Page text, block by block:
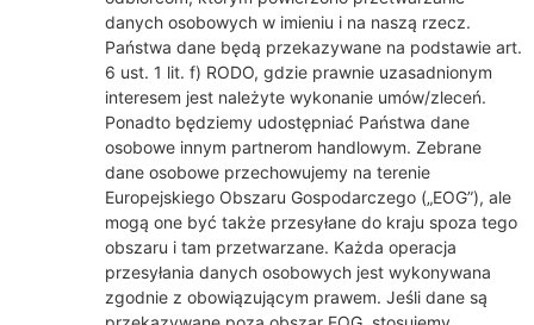
danych osobowych w imieniu i na naszą rzecz.
Państwa dane będą przekazywane na podstawie art.
6 ust. 1 lit. f) RODO, gdzie prawnie uzasadnionym
interesem jest należyte wykonanie umów/zleceń.
Ponadto będziemy udostępniać Państwa dane
osobowe innym partnerom handlowym. Zebrane
dane osobowe przechowujemy na terenie
Europejskiego Obszaru Gospodarczego („EOG”), ale
mogą one być także przesyłane do kraju spoza tego
obszaru i tam przetwarzane. Każda operacja
przesyłania danych osobowych jest wykonywana
zgodnie z obowiązującym prawem. Jeśli dane są